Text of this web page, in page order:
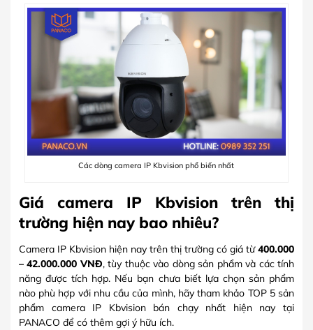
Các dòng camera IP Kbvision phổ biến nhất
Giá camera IP Kbvision trên thị
trường hiện nay bao nhiêu?
Camera IP Kbvision hiện nay trên thị trường có giá từ400.000
– 42.000.000 VNĐ, tùy thuộc vào dòng sản phẩm và các tính
năng được tích hợp. Nếu bạn chưa biết lựa chọn sản phẩm
nào phù hợp với nhu cầu của mình, hãy tham khảo TOP 5 sản
phẩm camera IP Kbvision bán chạy nhất hiện nay tại
PANACO để có thêm gợi ý hữu ích.